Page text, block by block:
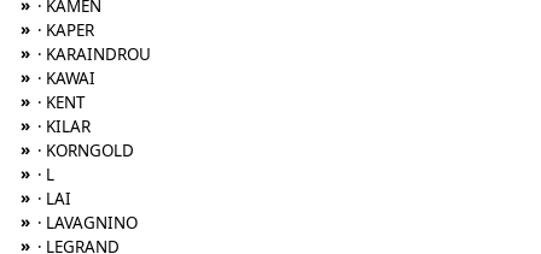
» · KAMEN
» · KAPER
» · KARAINDROU
» · KAWAI
» · KENT
» · KILAR
» · KORNGOLD
» · L
» · LAI
» · LAVAGNINO
» · LEGRAND